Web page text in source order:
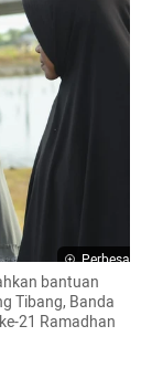
Perbesar
bantuan
Tibang, Banda
21 Ramadhan